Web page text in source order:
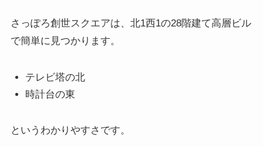
さっぽろ創世スクエアは、北1西1の28階建て高層ビル
で簡単に見つかります。
テレビ塔の北
時計台の東
というわかりやすさです。